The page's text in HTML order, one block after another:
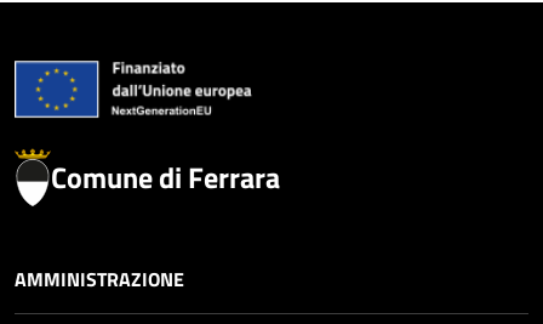
Comune di Ferrara
AMMINISTRAZIONE